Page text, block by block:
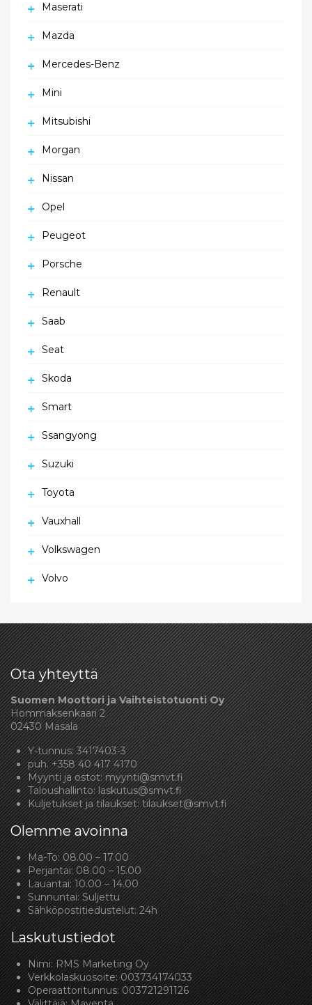
Maserati
Mazda
Mercedes-Benz
Mini
Mitsubishi
Morgan
Nissan
Opel
Peugeot
Porsche
Renault
Saab
Seat
Skoda
Smart
Ssangyong
Suzuki
Toyota
Vauxhall
Volkswagen
Volvo
Ota yhteyttä
Suomen Moottori ja Vaihteistotuonti Oy
Hommaksenkaari 2
02430 Masala
Y-tunnus: 3417403-3
puh.+358 40 417 4170
Myynti ja ostot:myynti@smvt.fi
Taloushallinto:laskutus@smvt.fi
Kuljetukset ja tilaukset:tilaukset@smvt.fi
Olemme avoinna
Ma-To: 08.00 – 17.00
Perjantai: 08.00 – 15.00
Lauantai: 10.00 – 14.00
Sunnuntai: Suljettu
Sähköpostitiedustelut: 24h
Laskutustiedot
Nimi: RMS Marketing Oy
Verkkolaskuosoite: 003734174033
Operaattoritunnus: 003721291126